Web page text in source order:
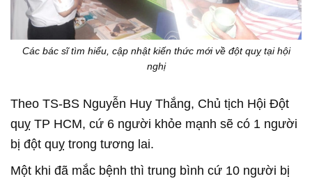
Các bác sĩ tìm hiểu, cập nhật kiến thức mới về đột quỵ tại hội
nghị
Theo TS-BS Nguyễn Huy Thắng, Chủ tịch Hội Đột
quỵ TP HCM, cứ 6 người khỏe mạnh sẽ có 1 người
bị đột quỵ trong tương lai.
Một khi đã mắc bệnh thì trung bình cứ 10 người bị